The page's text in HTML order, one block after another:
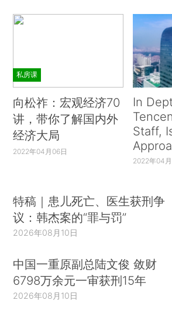
私房课
向松祚：宏观经济70
讲，带你了解国内外
经济大局
2022年04月06日
In
Staff,
2022年04月
特稿｜患儿死亡、医生获刑争
议：韩杰案的“罪与罚”
2026年08月10日
中国一重原副总陆文俊 敛财
6798万余元一审获刑15年
2026年08月10日